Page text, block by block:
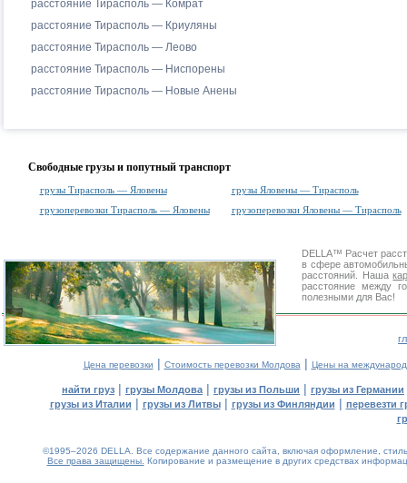
расстояние Тирасполь — Комрат
расстояние Тирасполь — Криуляны
расстояние Тирасполь — Леово
расстояние Тирасполь — Ниспорены
расстояние Тирасполь — Новые Анены
Свободные грузы и попутный транспорт
грузы Тирасполь — Яловены
грузы Яловены — Тирасполь
грузоперевозки Тирасполь — Яловены
грузоперевозки Яловены — Тирасполь
DELLA™ Расчет
в сфере
расстояний. Наша
расстояние между
полезными для Вас!
Цена перевозки | Стоимость перевозки Молдова | Цены на
найти груз | грузы Молдова | грузы из Польши | грузы из Германии
грузы из Италии | грузы из Литвы| грузы из Финляндии | перевезти
©1995–2026 DELLA. Все содержание данного сайта, включая оформление,
Все права защищены. Копирование и размещение в других средствах